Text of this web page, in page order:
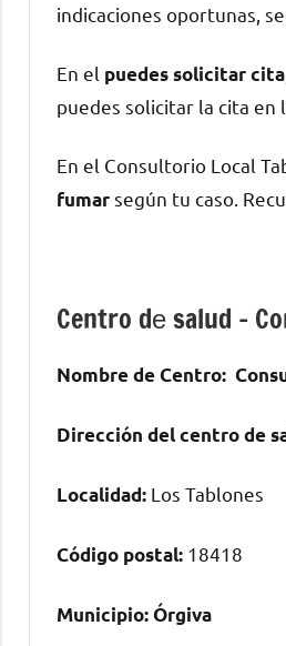
indicaciones oportunas,
En el puedes solicitar
puedes solicitar la cita en
En el Consultorio Local
fumarsegún tu caso.
Centro dе salud –
Nombre dе Centro:
Dirección del centro dе
Localidad: Los Tablones
Código postal: 18418
Municipio:Órgiva